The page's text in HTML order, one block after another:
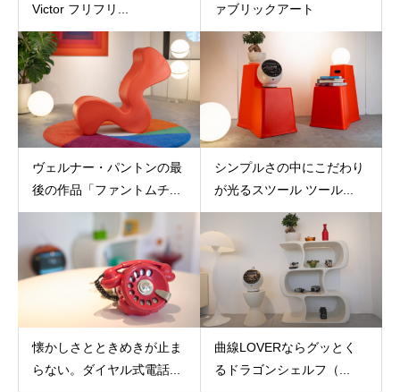
Victor フリフリ...
ァブリックアート
ヴェルナー・パントンの最
後の作品「ファントムチ...
シンプルさの中にこだわり
が光るスツール ツール...
懐かしさとときめきが止ま
らない。ダイヤル式電話...
曲線LOVERならグッとく
るドラゴンシェルフ（...